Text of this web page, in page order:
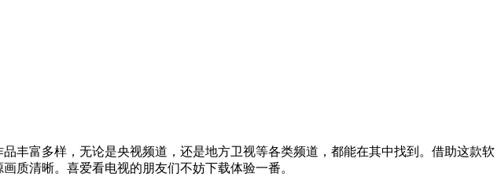
丰富多样，无论是央视频道，还是地方卫视等各类频道，都能在其中找到。借助这款软
质清晰。喜爱看电视的朋友们不妨下载体验一番。